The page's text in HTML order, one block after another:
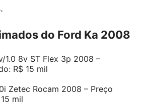
do Ford Ka 2008
1.0 8v ST Flex 3p 2008 –
R$ 15 mil
Zetec Rocam 2008 – Preço
mil